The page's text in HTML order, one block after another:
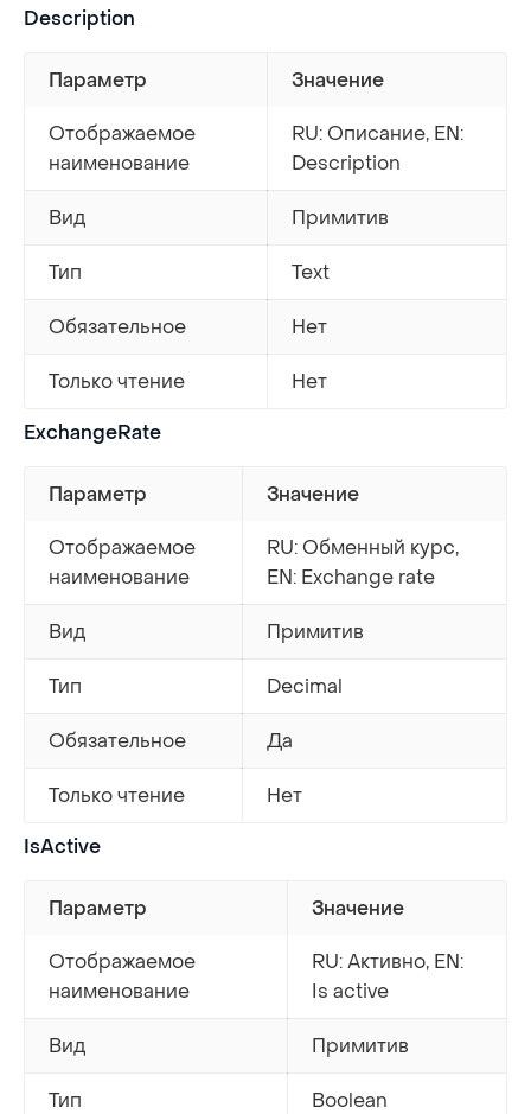
Description
Параметр Значение
Отображаемое
наименование
RU: Описание, EN:
Description
Вид Примитив
Тип Text
Обязательное Нет
Только чтение Нет
ExchangeRate
Параметр Значение
Отображаемое
наименование
RU: Обменный курс,
EN: Exchange rate
Вид Примитив
Тип Decimal
Обязательное Да
Только чтение Нет
IsActive
Параметр Значение
Отображаемое
наименование
RU: Активно, EN:
Is active
Вид Примитив
Тип Boolean